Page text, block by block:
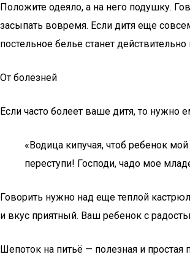
Положите одеяло, а на него подушку.
засыпать вовремя. Если дитя еще
постельное белье станет
От болезней
Если часто болеет ваше дитя, то нужно
«Водица кипучая, чтоб ребенок
переступи! Господи, чадо мое
Говорить нужно над еще теплой
и вкус приятный. Ваш ребенок с
Шепоток на питьё — полезная и простая